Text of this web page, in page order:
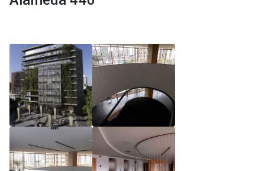
Reglamento de Magíster, Pontificia Universidad
Universidad Católica de Chile
Reglamento de Magíster, Pontificia Universidad
Católica de Chile LLM UC 2025
Reglamento de Seminarios de Graduación
Programa de Magíster en Derecho, LLM 2025